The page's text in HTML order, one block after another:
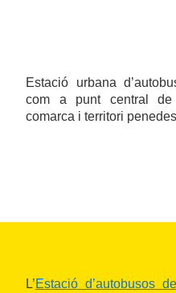
Estació urbana
com a punt central
comarca i territori
L’Estació d’autobusos